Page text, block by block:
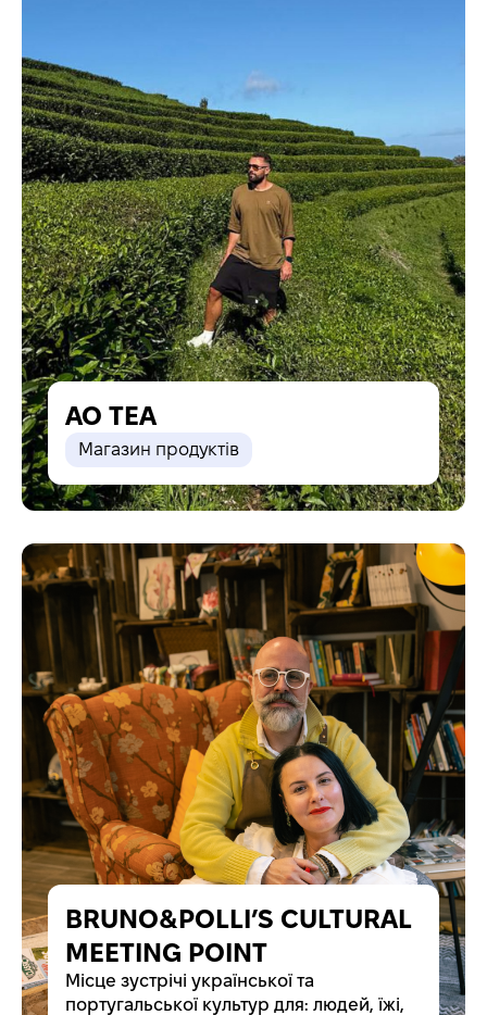
AO TEA
Магазин продуктів
BRUNO&POLLI’S CULTURAL
MEETING POINT
Місце зустрічі української та
португальської культур для: людей, їжі,